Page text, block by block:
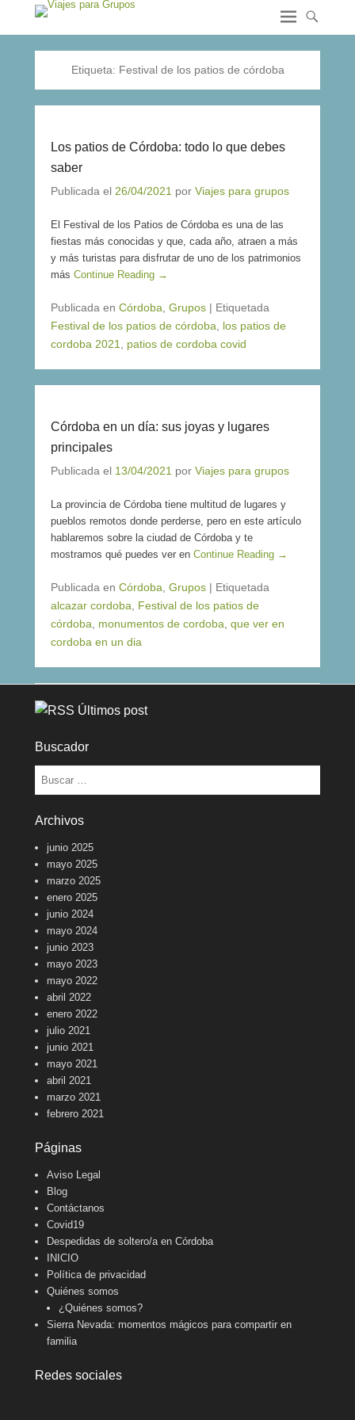
Etiqueta: Festival de los patios de córdoba
Los patios de Córdoba: todo lo que debes
saber
Publicada el 26/04/2021 por Viajes para grupos
El Festival de los Patios de Córdoba es una de las
fiestas más conocidas y que, cada año, atraen a más
y más turistas para disfrutar de uno de los patrimonios
más Continue Reading →
Publicada en Córdoba Grupos | Etiquetada
Festival de los patios de córdoba
los patios de
cordoba 2021
patios de cordoba covid
Córdoba en un día: sus joyas y lugares
principales
Publicada el 13/04/2021 por Viajes para grupos
La provincia de Córdoba tiene multitud de lugares y
pueblos remotos donde perderse, pero en este artículo
hablaremos sobre la ciudad de Córdoba y te
mostramos qué puedes ver en Continue Reading →
Publicada en Córdoba Grupos | Etiquetada
alcazar cordoba
Festival de los patios de
córdoba
monumentos de cordoba que ver en
cordoba en un dia
Últimos post
Buscador
Buscar
Archivos
junio 2025
mayo 2025
marzo 2025
enero 2025
junio 2024
mayo 2024
junio 2023
mayo 2023
mayo 2022
abril 2022
enero 2022
julio 2021
junio 2021
mayo 2021
abril 2021
marzo 2021
febrero 2021
Páginas
Aviso Legal
Blog
Contáctanos
Covid19
Despedidas de soltero/a en Córdoba
INICIO
Política de privacidad
Quiénes somos
¿Quiénes somos?
Sierra Nevada: momentos mágicos para compartir en
familia
Redes sociales